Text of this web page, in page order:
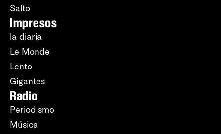
Salto
Impresos
la diaria
Le Monde
Lento
Gigantes
Radio
Periodismo
Música